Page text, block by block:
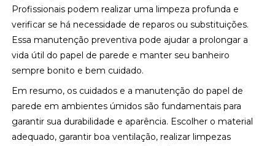
Profissionais podem realizar uma limpeza profunda e
verificar se há necessidade de reparos ou substituições.
Essa manutenção preventiva pode ajudar a prolongar a
vida útil do papel de parede e manter seu banheiro
sempre bonito e bem cuidado.
Em resumo, os cuidados e a manutenção do papel de
parede em ambientes úmidos são fundamentais para
garantir sua durabilidade e aparência. Escolher o material
adequado, garantir boa ventilação, realizar limpezas